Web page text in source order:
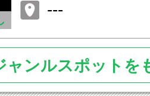
---
ャンルスポットを